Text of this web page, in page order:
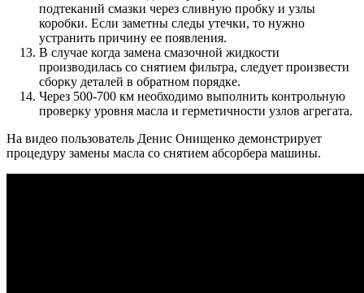
подтеканий смазки через сливную пробку и узлы
коробки. Если заметны следы утечки, то нужно
устранить причину ее появления.
В случае когда замена смазочной жидкости
производилась со снятием фильтра, следует произвести
сборку деталей в обратном порядке.
Через 500-700 км необходимо выполнить контрольную
проверку уровня масла и герметичности узлов агрегата.
На видео пользователь Денис Онищенко демонстрирует
процедуру замены масла со снятием абсорбера машины.